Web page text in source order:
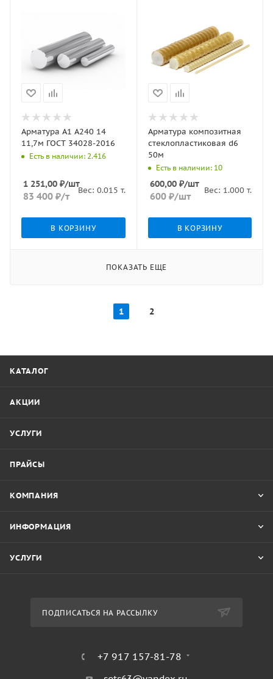
Арматура А1 А240 14
11,7м ГОСТ 34028-2016
Есть в наличии: 2.416
1 251,00 ₽/шт
83 400 ₽/т
Вес: 0.015 т.
В КОРЗИНУ
Арматура композитная
стеклопластиковая d6
50м
Есть в наличии: 10
600,00₽/шт
600₽/шт
Вес: 1.000 т.
В КОРЗИНУ
ПОКАЗАТЬ ЕЩЕ
1 2
КАТАЛОГ
АКЦИИ
УСЛУГИ
ПРАЙСЫ
КОМПАНИЯ
ИНФОРМАЦИЯ
УСЛУГИ
ПОДПИСАТЬСЯ НА РАССЫЛКУ
+7 917 157-81-78